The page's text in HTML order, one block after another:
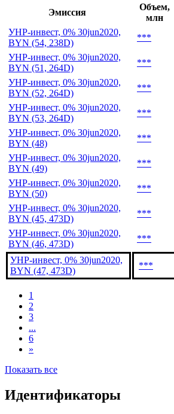
Эмиссия
Объем,
млн
УНР-инвест, 0% 30jun2020,
BYN (54, 238D)
***
УНР-инвест, 0% 30jun2020,
BYN (51, 264D)
***
УНР-инвест, 0% 30jun2020,
BYN (52, 264D)
***
УНР-инвест, 0% 30jun2020,
BYN (53, 264D)
***
УНР-инвест, 0% 30jun2020,
BYN (48)
***
УНР-инвест, 0% 30jun2020,
BYN (49)
***
УНР-инвест, 0% 30jun2020,
BYN (50)
***
УНР-инвест, 0% 30jun2020,
BYN (45, 473D)
***
УНР-инвест, 0% 30jun2020,
BYN (46, 473D)
***
УНР-инвест, 0% 30jun2020,
BYN (47, 473D)
***
1
2
3
...
6
»
Показать все
Идентификаторы